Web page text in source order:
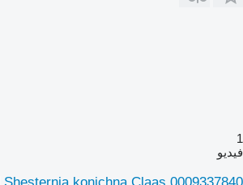
1
فيديو
Shesternia konichna Claas 0009337840 لـ حصادة الذرة